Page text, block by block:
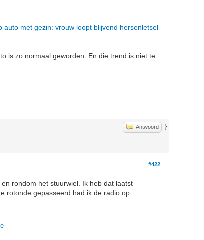
met gezin: vrouw loopt blijvend hersenletsel
is zo normaal geworden. En die trend is niet te
Antwoord }
#422
rondom het stuurwiel. Ik heb dat laatst
rotonde gepasseerd had ik de radio op